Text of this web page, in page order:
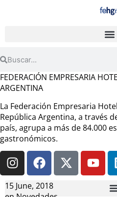
FEDERACIÓN EMPRESARIA
ARGENTINA
La Federación Empresaria
República Argentina, a través
país, agrupa a más de 84.000
gastronómicos.
15 June, 2018